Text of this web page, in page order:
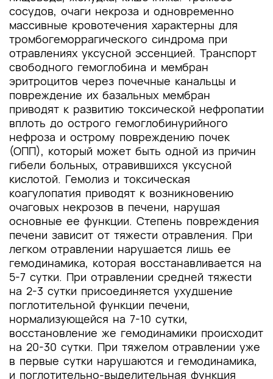
сосудов, очаги некроза и одновременно
массивные кровотечения характерны для
тромбогеморрагического синдрома при
отравлениях уксусной эссенцией. Транспорт
свободного гемоглобина и мембран
эритроцитов через почечные канальцы и
повреждение их базальных мембран
приводят к развитию токсической нефропатии
вплоть до острого гемоглобинурийного
нефроза и острому повреждению почек
(ОПП), который может быть одной из причин
гибели больных, отравившихся уксусной
кислотой. Гемолиз и токсическая
коагулопатия приводят к возникновению
очаговых некрозов в печени, нарушая
основные ее функции. Степень повреждения
печени зависит от тяжести отравления. При
легком отравлении нарушается лишь ее
гемодинамика, которая восстанавливается на
5-7 сутки. При отравлении средней тяжести
на 2-3 сутки присоединяется ухудшение
поглотительной функции печени,
нормализующейся на 7-10 сутки,
восстановление же гемодинамики происходит
на 20-30 сутки. При тяжелом отравлении уже
в первые сутки нарушаются и гемодинамика,
и поглотительно-выделительная функция